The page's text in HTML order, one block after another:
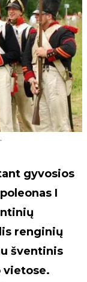
gyvosios
I
renginių
šventinis
vietose.